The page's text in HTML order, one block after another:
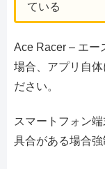
ている
Ace Racer – エー
場合、アプリ自
ださい。
スマートフォン
具合がある場合強